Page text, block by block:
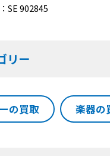
SE 902845
リー
の買取 楽器の